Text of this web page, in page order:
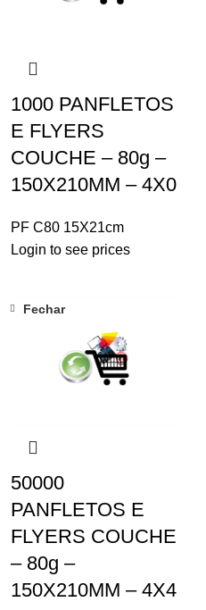
1000 PANFLETOS
E FLYERS
COUCHE – 80g –
150X210MM – 4X0
PF C80 15X21cm
Login to see prices
Fechar
50000
PANFLETOS E
FLYERS COUCHE
– 80g –
150X210MM – 4X4